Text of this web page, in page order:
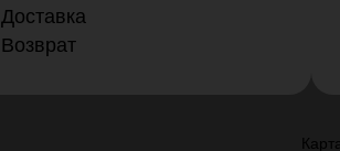
Доставка
Возврат